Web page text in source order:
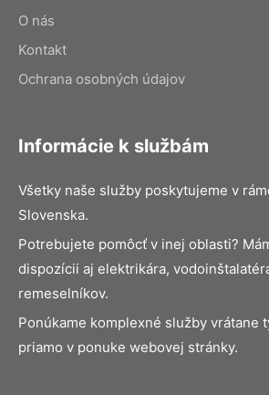
O nás
Kontakt
Ochrana osobných údajov
Informácie k službám
Všetky naše služby poskytujeme v
Slovenska.
Potrebujete pomôcť v inej oblasti?
dispozícii aj elektrikára,
remeselníkov.
Ponúkame komplexné služby vrátane
priamo v ponuke webovej stránky.